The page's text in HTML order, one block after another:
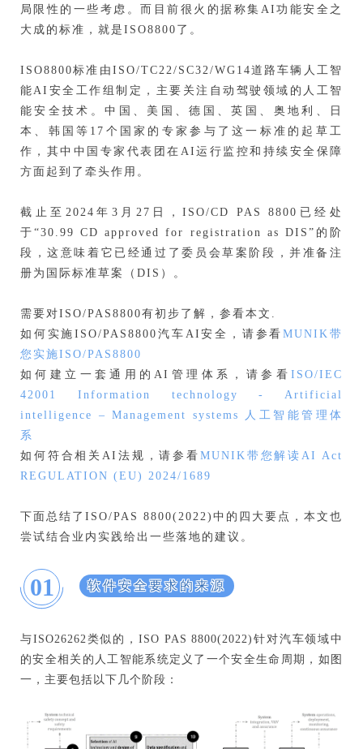
局限性的一些考虑。而目前很火的据称集AI功能安全之
大成的标准，就是ISO8800了。
ISO8800标准由ISO/TC22/SC32/WG14道路车辆人工智
能AI安全工作组制定，主要关注自动驾驶领域的人工智
能安全技术。中国、美国、德国、英国、奥地利、日
本、韩国等17个国家的专家参与了这一标准的起草工
作，其中中国专家代表团在AI运行监控和持续安全保障
方面起到了牵头作用。
截止至2024年3月27日，ISO/CD PAS 8800已经处
于“30.99 CD approved for registration as DIS”的阶
段，这意味着它已经通过了委员会草案阶段，并准备注
册为国际标准草案（DIS）。
需要对ISO/PAS8800有初步了解，参看本文.
如何实施ISO/PAS8800汽车AI安全，请参看MUNIK带
您实施ISO/PAS8800
如何建立一套通用的AI管理体系，请参看 ISO/IEC
42001 Information technology - Artificial
intelligence – Management systems 人工智能管理体
系
如何符合相关AI法规，请参看 MUNIK带您解读AI Act
REGULATION (EU) 2024/1689
下面总结了ISO/PAS 8800(2022)中的四大要点，本文也
尝试结合业内实践给出一些落地的建议。
01 软件安全要求的来源
与ISO26262类似的，ISO PAS 8800(2022)针对汽车领域中
的安全相关的人工智能系统定义了一个安全生命周期，如图
一，主要包括以下几个阶段：